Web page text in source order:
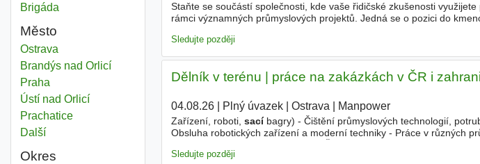
Brigáda
Město
Sac
Ostrava
Sac
Brandýs nad Orlicí
Sac
Praha
Sac
Ústí nad Orlicí
Sac
Prachatice
Dalšíměsta
Okres
Staňte se součástí společnosti, kde vaše řidičské zkušenosti
rámci významných průmyslových projektů. Jedná se o pozici do
Sledujte později
Dělník v terénu | práce na zakázkách v ČR i
04.08.26| Plný úvazek| Ostrava Manpower
Zařízení, roboti, sacíbagry) - Čištění průmyslových technologií,
Obsluha robotických zařízení a moderní techniky - Práce v různých
Sledujte později